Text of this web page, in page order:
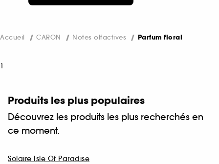
Accueil CARON Notes olfactives Parfum floral
1
Produits les plus populaires
Découvrez les produits les plus recherchés en
ce moment.
Solaire Isle Of Paradise